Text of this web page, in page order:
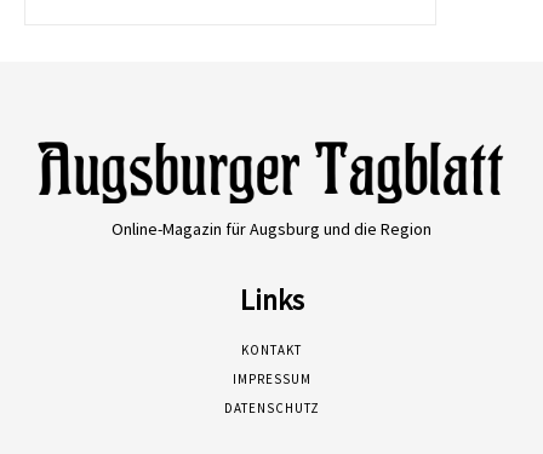
Online-Magazin für Augsburg und die Region
Links
KONTAKT
IMPRESSUM
DATENSCHUTZ